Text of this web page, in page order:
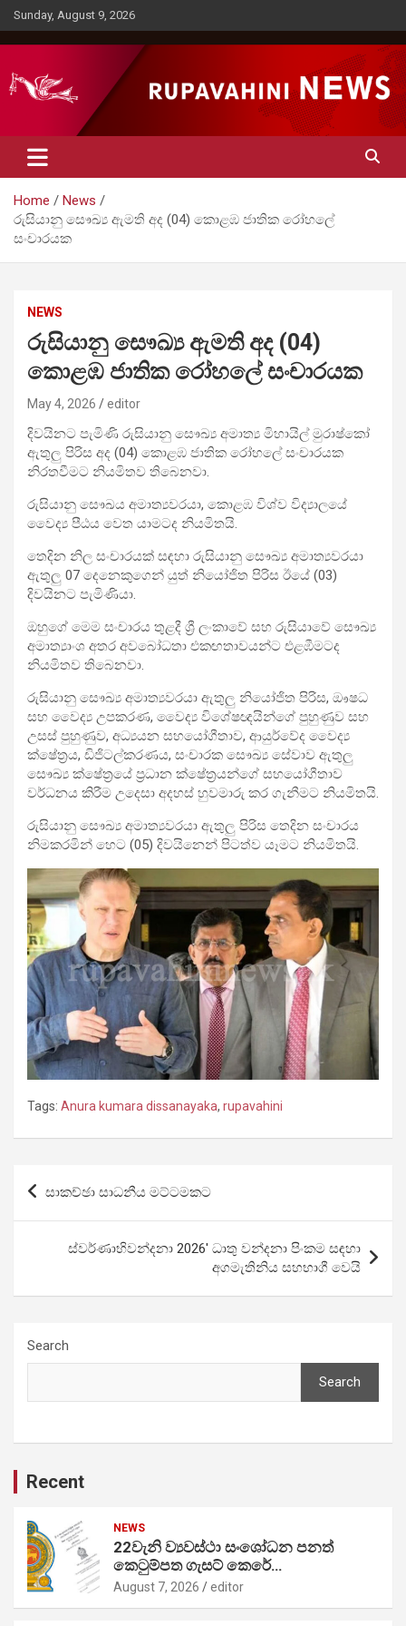
Skip
to
content
Sunday, August 9, 2026
Rupavahini News
Home
News
රුසියානු සෞඛ්‍ය ඇමති අද (04) කොළඹ ජාතික රෝහලේ
සංචාරයක
NEWS
රුසියානු සෞඛ්‍ය ඇමති අද (04)
කොළඹ ජාතික රෝහලේ සංචාරයක
May 4, 2026 editor
දිවයිනට පැමිණි රුසියානු සෞඛ්‍ය අමාත්‍ය මිහායිල් මුරාෂ්කෝ
ඇතුලු පිරිස අද (04) කොළඹ ජාතික රෝහලේ සංචාරයක
නිරතවීමට නියමිතව තිබෙනවා.
රුසියානු සෞඛය අමාත්‍යවරයා, කොළඹ විශ්ව විද්‍යාලයේ
වෛද්‍ය පීඨය වෙත යාමටද නියමිතයි.
තෙදින නිල සංචාරයක් සඳහා රුසියානු සෞඛ්‍ය අමාත්‍යවරයා
ඇතුලු 07 දෙනෙකුගෙන් යුත් නියෝජිත පිරිස ඊයේ (03)
දිවයිනට පැමිණියා.
ඔහුගේ මෙම සංචාරය තුළදී ශ්‍රී ලංකාවේ සහ රුසියාවේ සෞඛ්‍ය
අමාත්‍යාංශ අතර අවබෝධතා එකඟතාවයන්ට එළඹීමටද
නියමිතව තිබෙනවා.
රුසියානු සෞඛ්‍ය අමාත්‍යවරයා ඇතුලු නියෝජිත පිරිස, ඖෂධ
සහ වෛද්‍ය උපකරණ, වෛද්‍ය විශේෂඥයින්ගේ පුහුණුව සහ
උසස් පුහුණුව, අධ්‍යයන සහයෝගීතාව, ආයුර්වේද වෛද්‍ය
ක්ෂේත්‍රය, ඩිජිටල්කරණය, සංචාරක සෞඛ්‍ය සේවාව ඇතුලු
සෞඛ්‍ය ක්ෂේත්‍රයේ ප්‍රධාන ක්ෂේත්‍රයන්ගේ සහයෝගීතාව
වර්ධනය කිරීම උදෙසා අදහස් හුවමාරු කර ගැනීමට නියමිතයි.
රුසියානු සෞඛ්‍ය අමාත්‍යවරයා ඇතුලු පිරිස තෙදින සංචාරය
නිමකරමින් හෙට (05) දිවයිනෙන් පිටත්ව යෑමට නියමිතයි.
Tags: Anura kumara dissanayaka, rupavahini
Post
සාකච්ඡා සාධනීය මට්ටමකට
ස්වර්ණාභිවන්දනා 2026′ ධාතු වන්දනා පිංකම සඳහා
අගමැතිනිය සහභාගී වෙයි
Search
Search
Recent
NEWS
22වැනි ව්‍යවස්ථා සංශෝධන පනත්
කෙටුම්පත ගැසට් කෙරේ…
August 7, 2026 editor